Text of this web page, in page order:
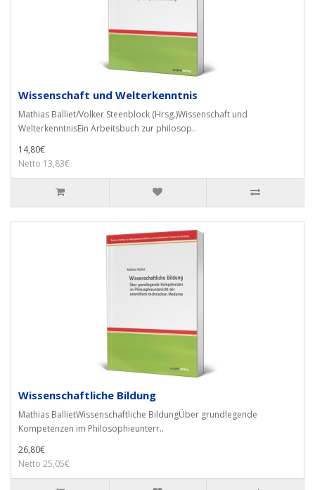
Wissenschaft und Welterkenntnis
Mathias Balliet/Volker Steenblock (Hrsg.)Wissenschaft und
WelterkenntnisEin Arbeitsbuch zur philosop..
14,80€
Netto 13,83€
Wissenschaftliche Bildung
Mathias BallietWissenschaftliche BildungÜber grundlegende
Kompetenzen im Philosophieunterr..
26,80€
Netto 25,05€